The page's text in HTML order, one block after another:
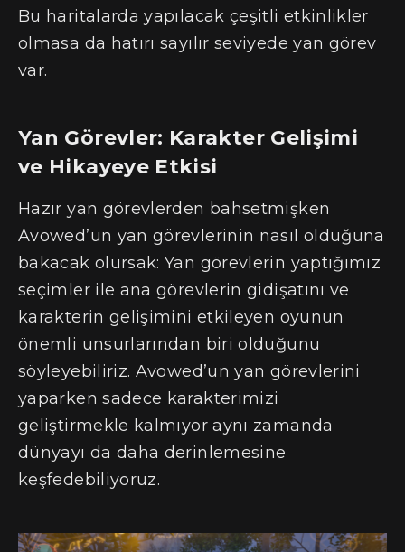
Bu haritalarda yapılacak çeşitli etkinlikler
olmasa da hatırı sayılır seviyede yan görev
var.
Yan Görevler: Karakter Gelişimi
ve Hikayeye Etkisi
Hazır yan görevlerden bahsetmişken
Avowed’un yan görevlerinin nasıl olduğuna
bakacak olursak: Yan görevlerin yaptığımız
seçimler ile ana görevlerin gidişatını ve
karakterin gelişimini etkileyen oyunun
önemli unsurlarından biri olduğunu
söyleyebiliriz. Avowed’un yan görevlerini
yaparken sadece karakterimizi
geliştirmekle kalmıyor aynı zamanda
dünyayı da daha derinlemesine
keşfedebiliyoruz.